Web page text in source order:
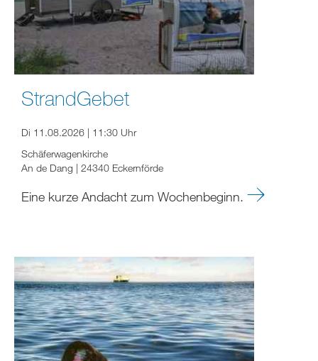
StrandGebet
Di 11.08.2026 | 11:30 Uhr
Schäferwagenkirche
An de Dang | 24340 Eckernförde
Eine kurze Andacht zum Wochenbeginn.